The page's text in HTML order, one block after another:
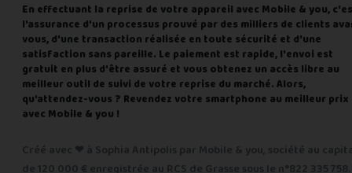
En effectuant la reprise de votre appareil avec Mobile & you,
l'assurance d'un processus prouvé par des milliers de clients
vous, d'une transaction réalisée en toute sécurité et d'une
satisfaction sans pareille. Le paiement est rapide, l'envoi est
gratuit en plus d'être assuré et vous obtenez un accès libre au
meilleur outil de suivi de votre reprise du marché. Alors,
qu'attendez-vous ? Revendez votre smartphone au meilleur prix
avec Mobile & you !
Créé avec ❤ à Sophia Antipolis par Mobile & you, société au
de 120 000 € enregistrée au RCS de Grasse sous le n°822 335 758.